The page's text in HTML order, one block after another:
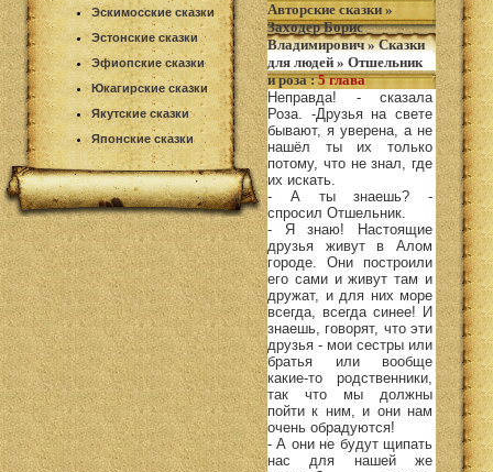
Эскимосские сказки
Эстонские сказки
Эфиопские сказки
Юкагирские сказки
Якутские сказки
Японские сказки
Авторские сказки »
Заходер Борис
Владимирович»Сказки
для людей » Отшельник
и роза:5 глава
Неправда! - сказала
Роза. -Друзья на свете
бывают, я уверена, а не
нашёл ты их только
потому, что не знал, где
их искать.
- А ты знаешь? -
спросил Отшельник.
- Я знаю! Настоящие
друзья живут в Алом
городе. Они построили
его сами и живут там и
дружат, и для них море
всегда, всегда синее! И
знаешь, говорят, что эти
друзья - мои сестры или
братья или вообще
какие-то родственники,
так что мы должны
пойти к ним, и они нам
очень обрадуются!
- А они не будут щипать
нас для нашей же